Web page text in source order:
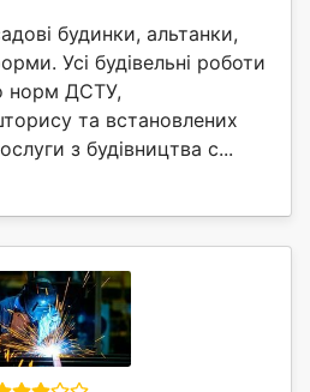
будинки, альтанки,
Усі будівельні роботи
норм ДСТУ,
та встановлених
з будівництва с...